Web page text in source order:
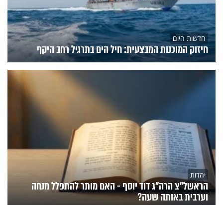
חדשות היום
חיזוק המוכנות המבצעית: חיל הים בתרגיל רחב היקף
יהדות
הראשל"צ הרה"ג דוד יוסף - האם מותר להתפלל מנחה
וערבית באותה שעה?